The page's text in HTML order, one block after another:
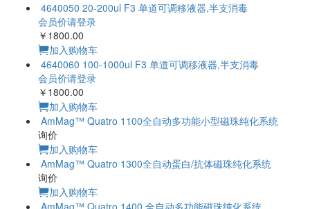
4640050 20-200ul F3 单道可调移液器,半支消毒
会员价请登录
￥1800.00
加入购物车
4640060 100-1000ul F3 单道可调移液器,半支消毒
会员价请登录
￥1800.00
加入购物车
AmMag™ Quatro 1100全自动多功能小型磁珠纯化系统
询价
加入购物车
AmMag™ Quatro 1300全自动蛋白/抗体磁珠纯化系统
询价
加入购物车